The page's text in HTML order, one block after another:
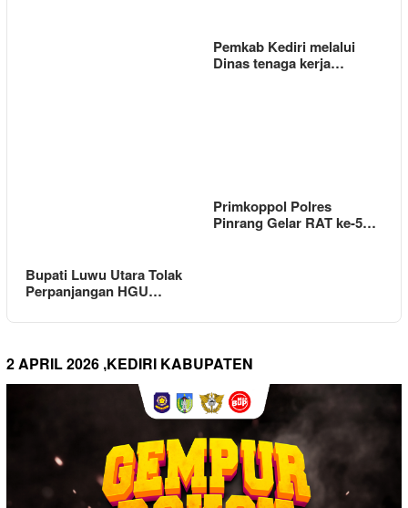
Pemkab Kediri melalui
Dinas tenaga kerja…
Bupati Luwu Utara Tolak
Perpanjangan HGU…
Primkoppol Polres
Pinrang Gelar RAT ke-5…
2 APRIL 2026 ,KEDIRI KABUPATEN